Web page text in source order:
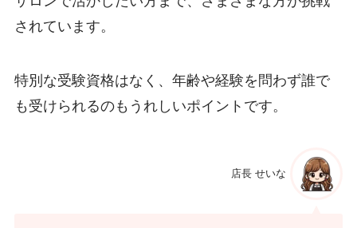
されています。
特別な受験資格はなく、年齢や経験を問わず誰で
も受けられるのもうれしいポイントです。
店長 せいな